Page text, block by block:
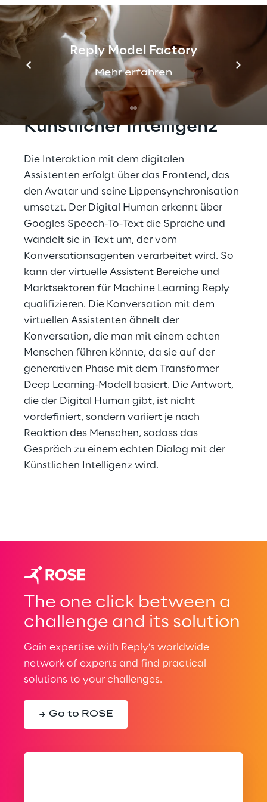
Reply Model Factory
Mehr erfahren
Intelligenz und einer flüssigen Animation, die
mit den Textinhalten synchronisiert wird.
Ein echtes Gespräch mit
Künstlicher Intelligenz
Die Interaktion mit dem digitalen
Assistenten erfolgt über das Frontend, das
den Avatar und seine Lippensynchronisation
umsetzt. Der Digital Human erkennt über
Googles Speech-To-Text die Sprache und
wandelt sie in Text um, der vom
Konversationsagenten verarbeitet wird. So
kann der virtuelle Assistent Bereiche und
Marktsektoren für Machine Learning Reply
qualifizieren. Die Konversation mit dem
virtuellen Assistenten ähnelt der
Konversation, die man mit einem echten
Menschen führen könnte, da sie auf der
generativen Phase mit dem Transformer
Deep Learning-Modell basiert. Die Antwort,
die der Digital Human gibt, ist nicht
vordefiniert, sondern variiert je nach
Reaktion des Menschen, sodass das
Gespräch zu einem echten Dialog mit der
Künstlichen Intelligenz wird.
The one click between a
challenge and its solution
Gain expertise with Reply’s worldwide
network of experts and find practical
solutions to your challenges.
Go to ROSE